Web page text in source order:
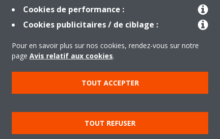
Solutions
À propos de Daikin
Copyright © Daikin
Mentions légales
Avis relatif aux cookies
Politique de confidentialité des données
Cookies de performance :
Cookies publicitaires / de ciblage :
Pour en savoir plus sur nos cookies, rendez-vous sur notre
page Avis relatif aux cookies.
TOUT ACCEPTER
TOUT REFUSER